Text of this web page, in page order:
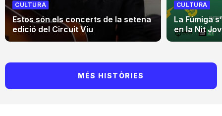
CULTURA
Estos són els concerts de la setena
edició del Circuit Viu
CULTURA
La Fúmiga
en la Nit
MÉS HISTÒRIES